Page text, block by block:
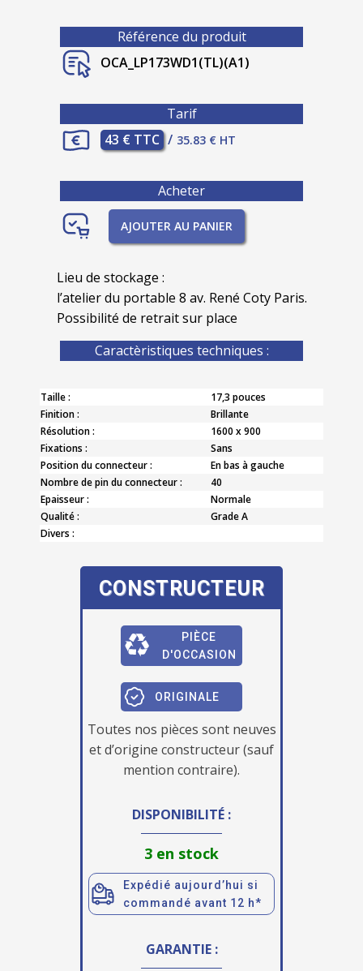
Référence du produit
OCA_LP173WD1(TL)(A1)
Tarif
43 € TTC / 35.83 € HT
Acheter
AJOUTER AU PANIER
Lieu de stockage :
l’atelier du portable 8 av. René Coty Paris.
Possibilité de retrait sur place
Caractèristiques techniques :
Taille :
17,3 pouces
Finition :
Brillante
Résolution :
1600 x 900
Fixations :
Sans
Position du connecteur :
En bas à gauche
Nombre de pin du connecteur :
40
Epaisseur :
Normale
Qualité :
Grade A
Divers :
CONSTRUCTEUR
PIÈCE
D'OCCASION
ORIGINALE
Toutes nos pièces sont neuves
et d’origine constructeur (sauf
mention contraire).
DISPONIBILITÉ :
3 en stock
Expédié aujourd’hui si
commandé avant 12 h*
GARANTIE :